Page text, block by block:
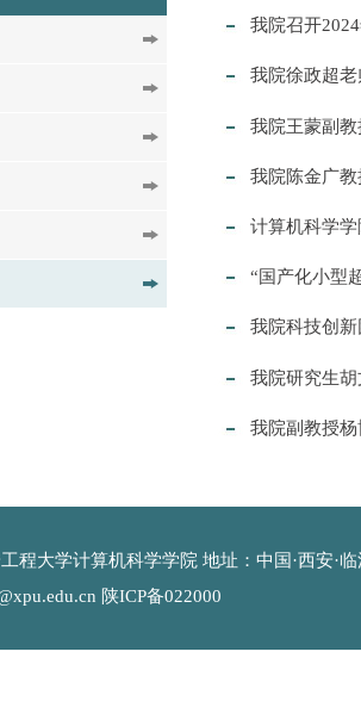
我院召开
我院徐政超
我院王蒙副
我院陈金广
计算机科学
“国产化小型
我院科技创
我院研究生
我院副教授
程大学计算机科学学院 地址：中国·西安·
陕ICP备022000